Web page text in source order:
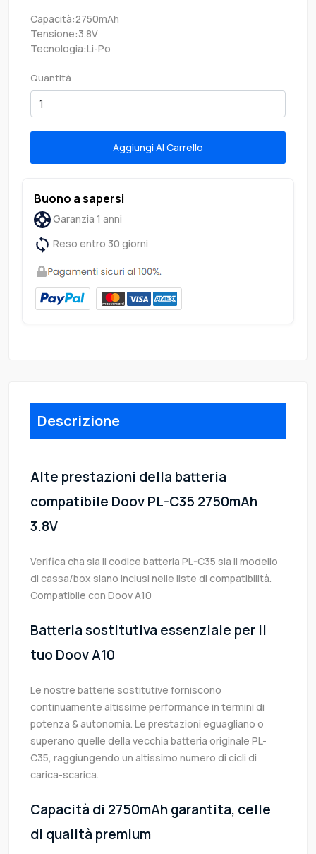
Capacità:2750mAh
Tensione:3.8V
Tecnologia:Li-Po
Quantità
Aggiungi Al Carrello
Buono a sapersi
Garanzia 1 anni
Reso entro 30 giorni
Descrizione
Alte prestazioni della batteria
compatibile Doov PL-C35 2750mAh
3.8V
Verifica cha sia il codice batteria PL-C35 sia il modello
di cassa/box siano inclusi nelle liste di compatibilità.
Compatibile con Doov A10
Batteria sostitutiva essenziale per il
tuo Doov A10
Le nostre batterie sostitutive forniscono
continuamente altissime performance in termini di
potenza & autonomia. Le prestazioni eguagliano o
superano quelle della vecchia batteria originale PL-
C35, raggiungendo un altissimo numero di cicli di
carica-scarica.
Capacità di 2750mAh garantita, celle
di qualità premium